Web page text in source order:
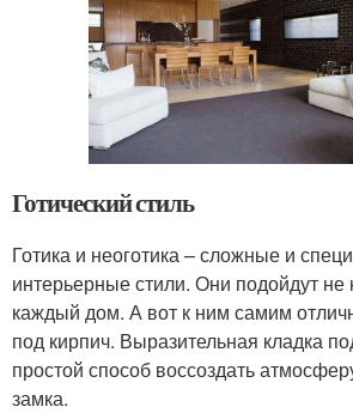
Готический стиль
Готика и неоготика – сложные и
интерьерные стили. Они подойдут не
каждый дом. А вот к ним самим
под кирпич. Выразительная кладка
простой способ воссоздать
замка.